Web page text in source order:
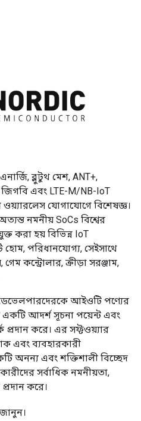
ব্লুটুথ মেশ, ANT+,
জিগবি এবং LTE-M/NB-IoT
যোগাযোগে বিশেষজ্ঞ।
নমনীয় SoCs বিশ্বের
করা হয় বিভিন্ন IoT
হোম, পরিধানযোগ্য, সেইসাথে
কন্ট্রোলার, ক্রীড়া সরঞ্জাম,
আইওটি পণ্যের
একটি আদর্শ সূচনা পয়েন্ট এবং
প্রদান করে। এর সফ্টওয়্যার
এবং ব্যবহারকারী
অনন্য এবং শক্তিশালী বিচ্ছেদ
সর্বাধিক নমনীয়তা,
করে।